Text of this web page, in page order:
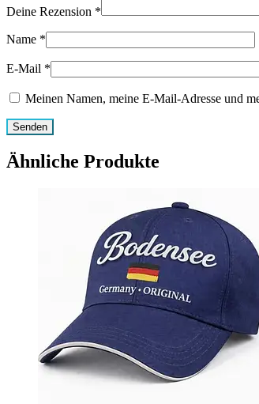
Deine Rezension *
Name *
E-Mail *
Meinen Namen, meine E-Mail-Adresse und
Ähnliche Produkte